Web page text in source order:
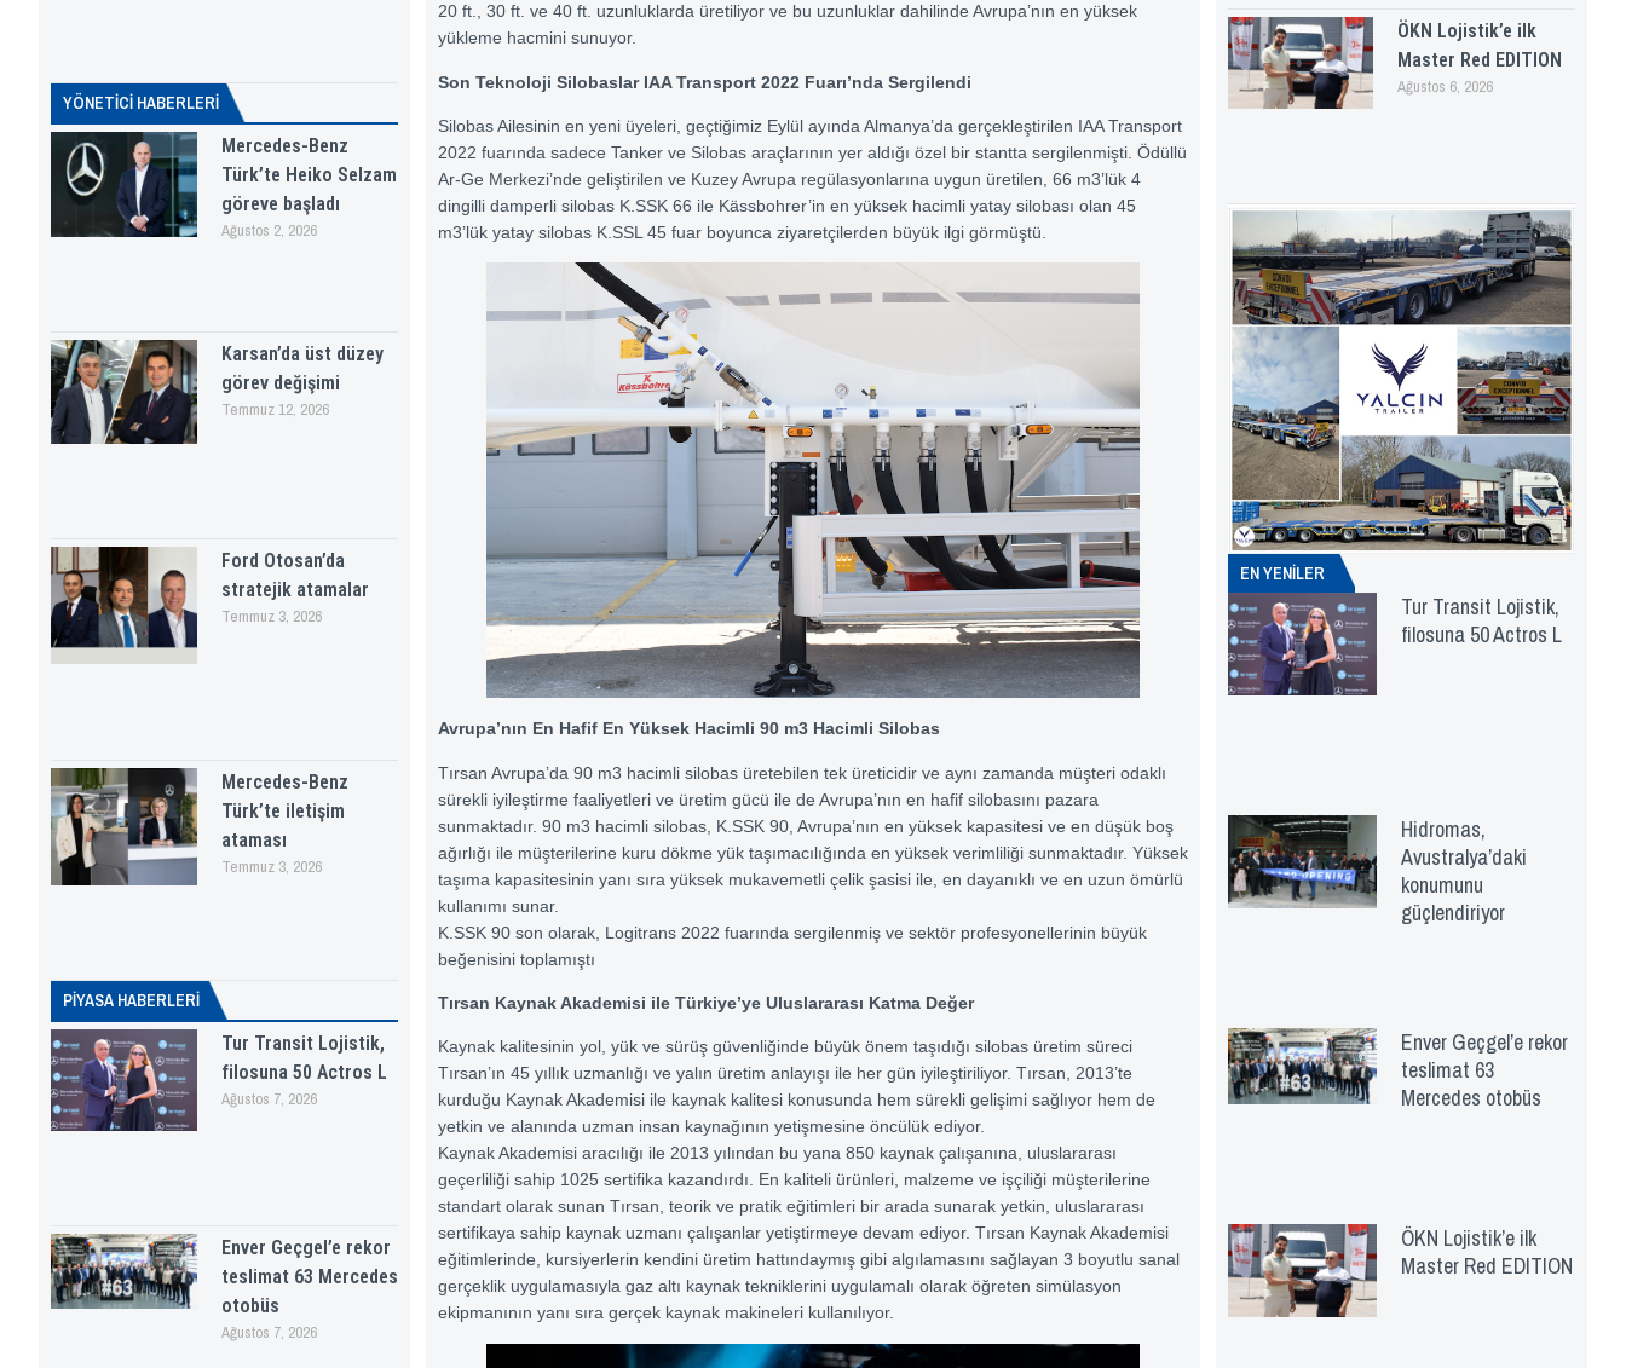
YÖNETICI HABERLERI
Mercedes-Benz
Türk’te Heiko Selzam
göreve başladı
Ağustos 2, 2026
Karsan’da üst düzey
görev değişimi
Temmuz 12, 2026
Ford Otosan’da
stratejik atamalar
Temmuz 3, 2026
Mercedes-Benz
Türk’te iletişim
ataması
Temmuz 3, 2026
PİYASA HABERLERI
Tur Transit Lojistik,
filosuna 50 Actros L
Ağustos 7, 2026
Enver Geçgel’e rekor
teslimat 63 Mercedes
otobüs
Ağustos 7, 2026
20 ft., 30 ft. ve 40 ft. uzunluklarda üretiliyor ve bu uzunluklar dahilinde Avrupa’nın en yüksek
yükleme hacmini sunuyor.
Son Teknoloji Silobaslar IAA Transport 2022 Fuarı’nda Sergilendi
Silobas Ailesinin en yeni üyeleri, geçtiğimiz Eylül ayında Almanya’da gerçekleştirilen IAA Transport
2022 fuarında sadece Tanker ve Silobas araçlarının yer aldığı özel bir stantta sergilenmişti. Ödüllü
Ar-Ge Merkezi’nde geliştirilen ve Kuzey Avrupa regülasyonlarına uygun üretilen, 66 m3’lük 4
dingilli damperli silobas K.SSK 66 ile Kässbohrer’in en yüksek hacimli yatay silobası olan 45
m3’lük yatay silobas K.SSL 45 fuar boyunca ziyaretçilerden büyük ilgi görmüştü.
Avrupa’nın En Hafif En Yüksek Hacimli 90 m3 Hacimli Silobas
Tırsan Avrupa’da 90 m3 hacimli silobas üretebilen tek üreticidir ve aynı zamanda müşteri odaklı
sürekli iyileştirme faaliyetleri ve üretim gücü ile de Avrupa’nın en hafif silobasını pazara
sunmaktadır. 90 m3 hacimli silobas, K.SSK 90, Avrupa’nın en yüksek kapasitesi ve en düşük boş
ağırlığı ile müşterilerine kuru dökme yük taşımacılığında en yüksek verimliliği sunmaktadır. Yüksek
taşıma kapasitesinin yanı sıra yüksek mukavemetli çelik şasisi ile, en dayanıklı ve en uzun ömürlü
kullanımı sunar.
K.SSK 90 son olarak, Logitrans 2022 fuarında sergilenmiş ve sektör profesyonellerinin büyük
beğenisini toplamıştı
Tırsan Kaynak Akademisi ile Türkiye’ye Uluslararası Katma Değer
Kaynak kalitesinin yol, yük ve sürüş güvenliğinde büyük önem taşıdığı silobas üretim süreci
Tırsan’ın 45 yıllık uzmanlığı ve yalın üretim anlayışı ile her gün iyileştiriliyor. Tırsan, 2013’te
kurduğu Kaynak Akademisi ile kaynak kalitesi konusunda hem sürekli gelişimi sağlıyor hem de
yetkin ve alanında uzman insan kaynağının yetişmesine öncülük ediyor.
Kaynak Akademisi aracılığı ile 2013 yılından bu yana 850 kaynak çalışanına, uluslararası
geçerliliği sahip 1025 sertifika kazandırdı. En kaliteli ürünleri, malzeme ve işçiliği müşterilerine
standart olarak sunan Tırsan, teorik ve pratik eğitimleri bir arada sunarak yetkin, uluslararası
sertifikaya sahip kaynak uzmanı çalışanlar yetiştirmeye devam ediyor. Tırsan Kaynak Akademisi
eğitimlerinde, kursiyerlerin kendini üretim hattındaymış gibi algılamasını sağlayan 3 boyutlu sanal
gerçeklik uygulamasıyla gaz altı kaynak tekniklerini uygulamalı olarak öğreten simülasyon
ekipmanının yanı sıra gerçek kaynak makineleri kullanılıyor.
ÖKN Lojistik’e ilk
Master Red EDITION
Ağustos 6, 2026
EN YENİLER
Tur Transit Lojistik,
filosuna 50 Actros L
Hidromas,
Avustralya’daki
konumunu
güçlendiriyor
Enver Geçgel’e rekor
teslimat 63
Mercedes otobüs
ÖKN Lojistik’e ilk
Master Red EDITION